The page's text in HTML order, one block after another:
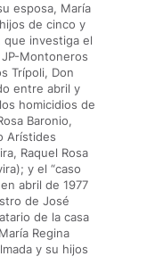
esposa, María
de cinco y
que investiga el
Montoneros
Trípoli, Don
entre abril y
homicidios de
Baronio,
Arístides
Raquel Rosa
y el “caso
abril de 1977
de José
de la casa
Regina
y su hijos